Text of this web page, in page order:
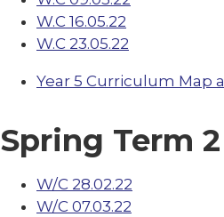
W.C 16.05.22
W.C 23.05.22
Year 5 Curriculum Map
Spring Term 2
W/C 28.02.22
W/C 07.03.22